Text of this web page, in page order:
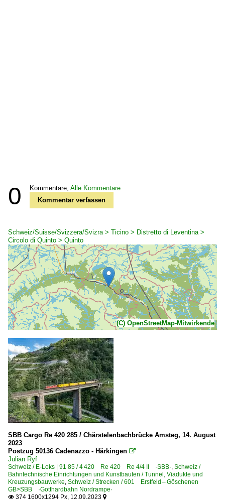
0 Kommentare, Alle Kommentare
Kommentar verfassen
Schweiz/Suisse/Svizzera/Svizra > Ticino > Distretto di Leventina >
Circolo di Quinto > Quinto
(C) OpenStreetMap-Mitwirkende
SBB Cargo Re 420 285 / Chärstelenbachbrücke Amsteg, 14. August
2023
Postzug 50136 Cadenazzo - Härkingen 
Julian Ryf
Schweiz / E-Loks | 91 85 / 4 420 Re 420 Re 4/4 II ·SBB·, Schweiz /
Bahntechnische Einrichtungen und Kunstbauten / Tunnel, Viadukte und
Kreuzungsbauwerke, Schweiz / Strecken / 601 Erstfeld – Göschenen
GB>SBB ·Gotthardbahn Nordrampe·
 374 1600x1294 Px, 12.09.2023 